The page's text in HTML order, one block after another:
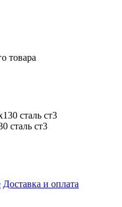
товара
сталь ст3
Доставка и оплата